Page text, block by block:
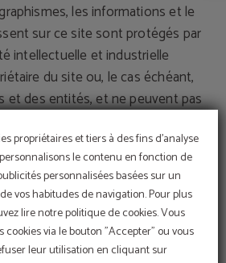
propriétaires et tiers à des fins d'analyse
le contenu en fonction de
personnalisées basées sur un
vos habitudes de navigation. Pour plus
lire notre politique de cookies. Vous
cookies via le bouton "Accepter" ou vous
leur utilisation en cliquant sur
les informations et le
sur ce site sont protégés par
intellectuelle et industrielle
du site ou, le cas échéant,
et des entités, et ne peuvent pas
exclusivement peut utiliser le
ici pour un usage personnel et
respecter tous les droits de
propriété industrielle et autres